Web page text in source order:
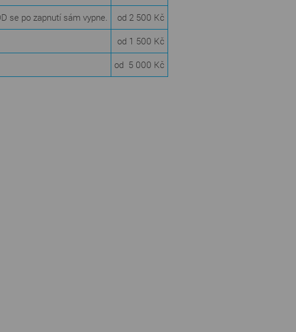
se po zapnutí sám vypne.
od 2 500 Kč
od 1 500 Kč
od 5 000 Kč